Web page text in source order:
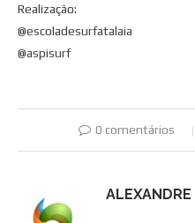
Realização:
@escoladesurfatalaia
@aspisurf
0 comentários
ALEXANDRE